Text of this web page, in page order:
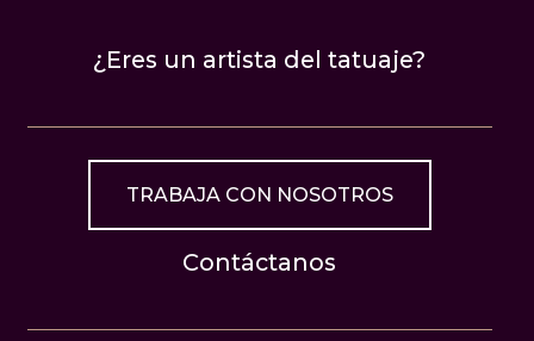
¿Eres un artista del tatuaje?
TRABAJA CON NOSOTROS
Contáctanos